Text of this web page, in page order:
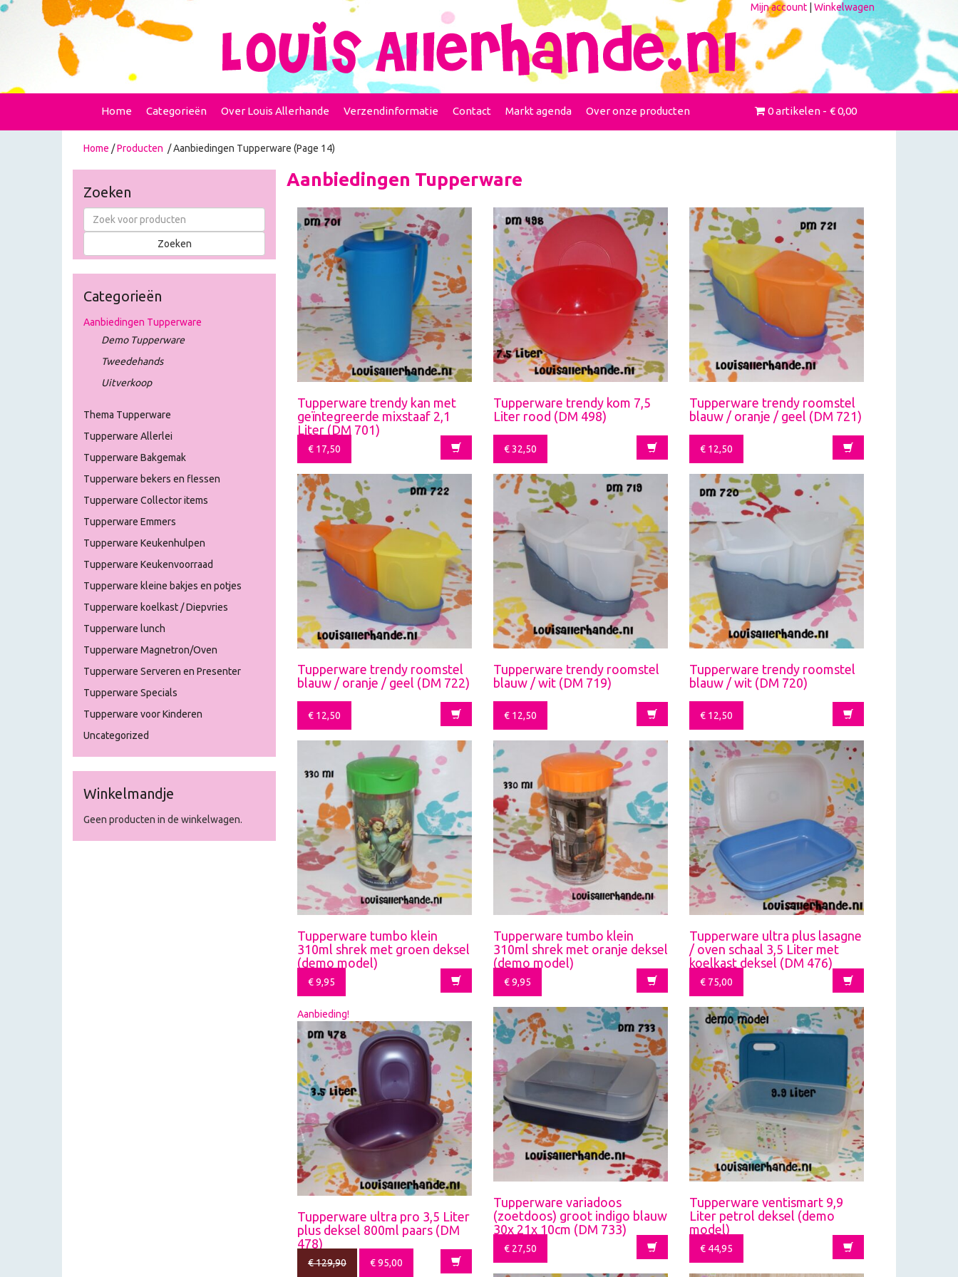
Mijn account Winkelwagen
Home Categorieën Over Louis Allerhande Verzendinformatie Contact Markt agenda Over onze producten 0 artikelen € 0,00
Home /Producten / Aanbiedingen Tupperware (Page 14)
Zoeken
Categorieën
Aanbiedingen Tupperware
Demo Tupperware
Tweedehands
Uitverkoop
Thema Tupperware
Tupperware Allerlei
Tupperware Bakgemak
Tupperware bekers en flessen
Tupperware Collector items
Tupperware Emmers
Tupperware Keukenhulpen
Tupperware Keukenvoorraad
Tupperware kleine bakjes en potjes
Tupperware koelkast / Diepvries
Tupperware lunch
Tupperware Magnetron/Oven
Tupperware Serveren en Presenter
Tupperware Specials
Tupperware voor Kinderen
Uncategorized
Winkelmandje
Geen producten in de winkelwagen.
Aanbiedingen Tupperware
Tupperware trendy kan met
geïntegreerde mixstaaf 2,1
Liter (DM 701)
€ 17,50
Tupperware trendy kom 7,5
Liter rood (DM 498)
€32,50
Tupperware trendy roomstel
blauw / oranje / geel (DM 721)
€12,50
Tupperware trendy roomstel
blauw / oranje / geel (DM 722)
€ 12,50
Tupperware trendy roomstel
blauw / wit (DM 719)
€12,50
Tupperware trendy roomstel
blauw / wit (DM 720)
€12,50
Tupperware tumbo klein
310ml shrek met groen deksel
(demo model)
€9,95
Tupperware tumbo klein
310ml shrek met oranje deksel
(demo model)
€9,95
Tupperware ultra plus lasagne
/ oven schaal 3,5 Liter met
koelkast deksel (DM 476)
€75,00
Aanbieding!
Tupperware ultra pro 3,5 Liter
plus deksel 800ml paars (DM
478)
€129,90 €95,00
Tupperware variadoos
(zoetdoos) groot indigo blauw
30x 21x 10cm (DM 733)
€27,50
Tupperware ventismart 9,9
Liter petrol deksel (demo
model)
€44,95